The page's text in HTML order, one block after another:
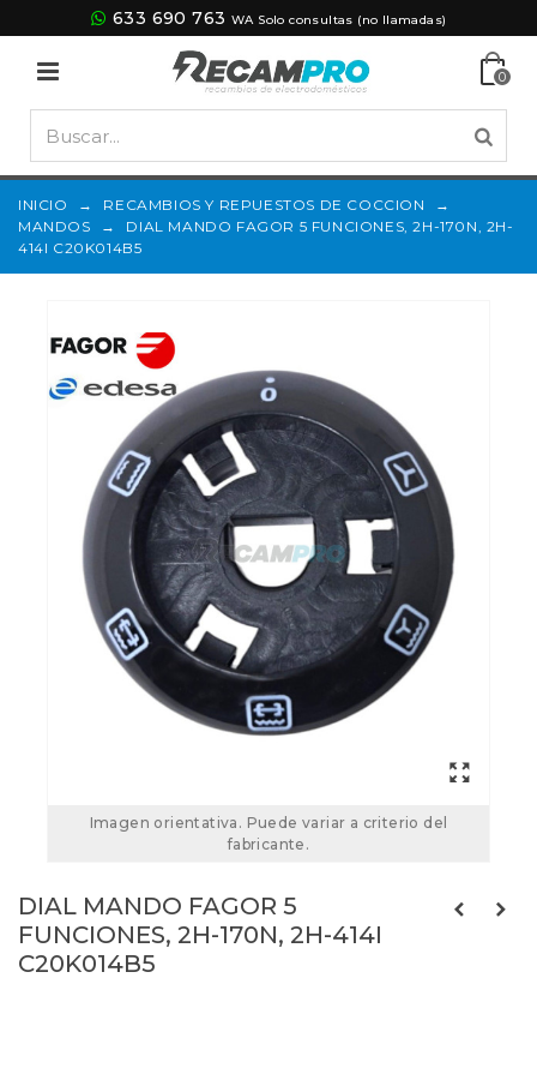
633 690 763 WA Solo consultas (no llamadas)
0
INICIO → RECAMBIOS Y REPUESTOS DE COCCION
→
MANDOS
→
DIAL MANDO FAGOR 5 FUNCIONES, 2H-170N, 2H-
414I C20K014B5
Imagen orientativa. Puede variar a criterio del
fabricante.
DIAL MANDO FAGOR 5
FUNCIONES, 2H-170N, 2H-414I
C20K014B5